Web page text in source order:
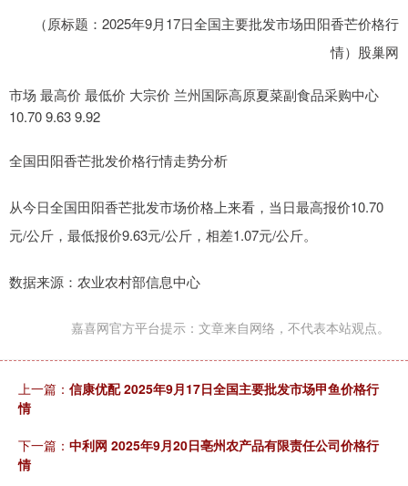
（原标题：2025年9月17日全国主要批发市场田阳香芒价格行
情）股巢网
市场 最高价 最低价 大宗价 兰州国际高原夏菜副食品采购中心
10.70 9.63 9.92
全国田阳香芒批发价格行情走势分析
从今日全国田阳香芒批发市场价格上来看，当日最高报价10.70
元/公斤，最低报价9.63元/公斤，相差1.07元/公斤。
数据来源：农业农村部信息中心
嘉喜网官方平台提示：文章来自网络，不代表本站观点。
上一篇： 信康优配 2025年9月17日全国主要批发市场甲鱼价格行
情
下一篇： 中利网 2025年9月20日亳州农产品有限责任公司价格行
情